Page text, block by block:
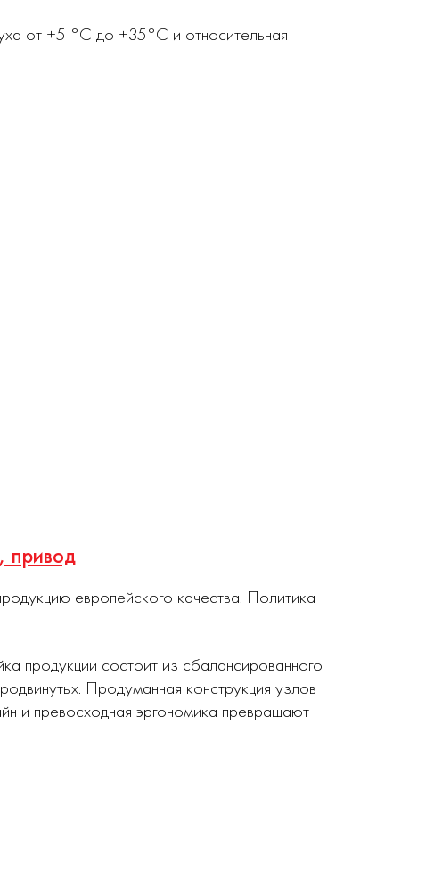
от +5 °С до +35°С и относительная
привод
европейского качества. Политика
продукции состоит из сбалансированного
Продуманная конструкция узлов
и превосходная эргономика превращают